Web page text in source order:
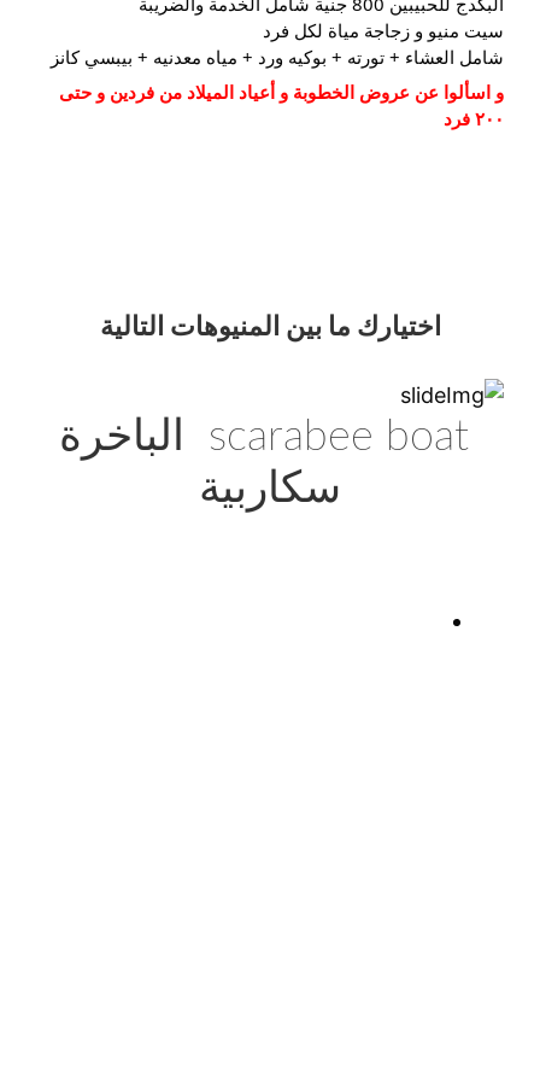
سيت منيو و زجاجة مياة لكل فرد
شامل العشاء⁦⁩ + تورته + بوكيه ورد + مياه معدنيه + بيبسي كانز
٢٠٠ فرد
اختيارك ما بين المنيوهات التالية
scarabee boat الباخرة
سكاربية